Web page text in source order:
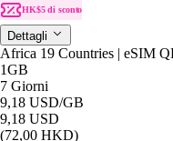
HK$5 di sconto
Dettagli
Africa 19 Countries | eSIM
1GB
7 Giorni
9,18 USD/GB
9,18 USD
(72,00 HKD)